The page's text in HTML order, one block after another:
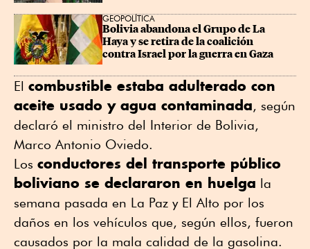
GEOPOLÍTICA
Bolivia abandona el Grupo de La
Haya y se retira de la coalición
contra Israel por la guerra en Gaza
El combustible estaba adulterado con
aceite usado y agua contaminada, según
declaró el ministro del Interior de Bolivia,
Marco Antonio Oviedo.
Los conductores del transporte público
boliviano se declararon en huelga la
semana pasada en La Paz y El Alto por los
daños en los vehículos que, según ellos, fueron
causados por la mala calidad ⁠de la gasolina.